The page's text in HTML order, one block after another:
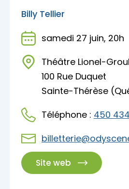
Billy Tellier
samedi 27 juin, 20h
Théâtre Lionel-
100 Rue Duquet
Sainte-Thérèse
Téléphone : 450
Site web